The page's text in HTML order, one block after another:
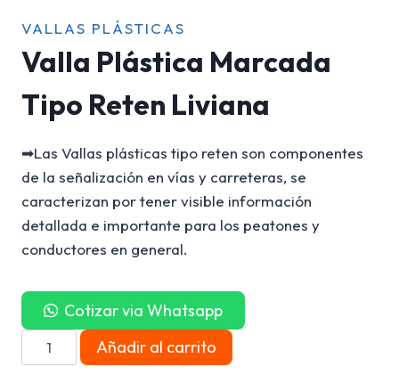
VALLAS PLÁSTICAS
Valla Plástica Marcada
Tipo Reten Liviana
➡Las Vallas plásticas tipo reten son componentes
de la señalización en vías y carreteras, se
caracterizan por tener visible información
detallada e importante para los peatones y
conductores en general.
Cotizar via Whatsapp
Valla
Plástica
Añadir al carrito